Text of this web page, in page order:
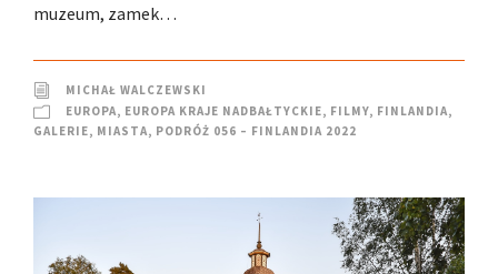
muzeum, zamek…
MICHAŁ WALCZEWSKI
EUROPA, EUROPA KRAJE NADBAŁTYCKIE, FILMY, FINLANDIA,
GALERIE, MIASTA, PODRÓŻ 056 – FINLANDIA 2022